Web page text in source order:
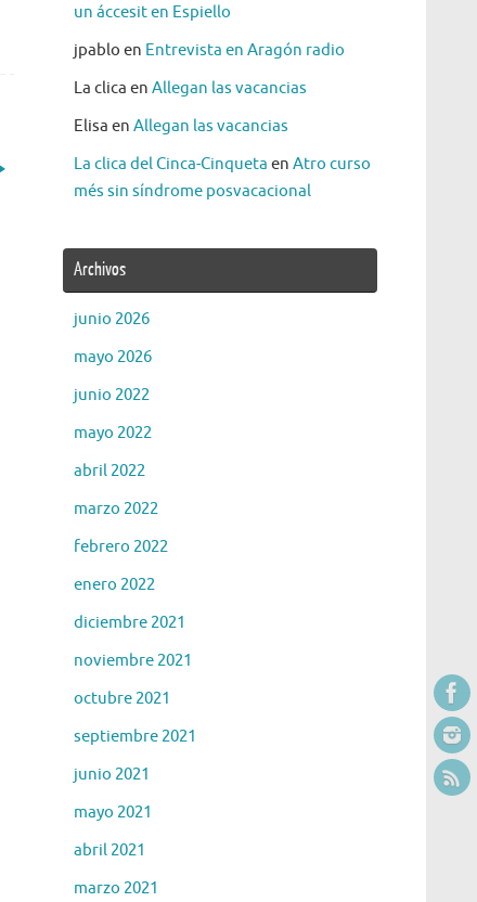
un áccesit en Espiello
jpablo en Entrevista en Aragón radio
La clica en Allegan las vacancias
Elisa en Allegan las vacancias
La clica del Cinca-Cinqueta en Atro curso
més sin síndrome posvacacional
Archivos
junio 2026
mayo 2026
junio 2022
mayo 2022
abril 2022
marzo 2022
febrero 2022
enero 2022
diciembre 2021
noviembre 2021
octubre 2021
septiembre 2021
junio 2021
mayo 2021
abril 2021
marzo 2021